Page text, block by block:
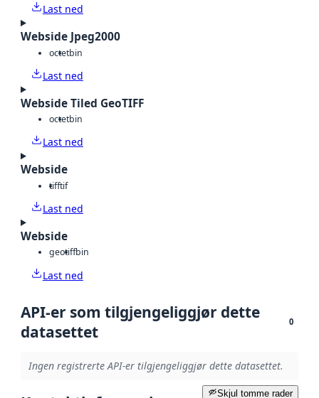
Last ned
Webside Jpeg2000
octetbin
Last ned
Webside Tiled GeoTIFF
octetbin
Last ned
Webside
tifftif
Last ned
Webside
geotiffbin
Last ned
API-er som tilgjengeliggjør dette
datasettet
0
Ingen registrerte API-er tilgjengeliggjør dette datasettet.
Skjul tomme rader